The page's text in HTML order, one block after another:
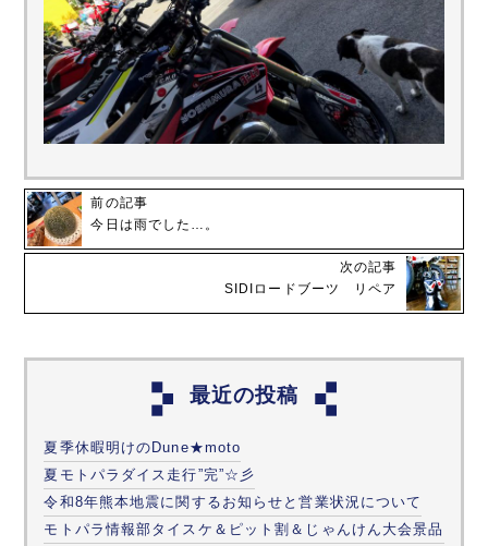
前の記事
今日は雨でした…。
次の記事
SIDIロードブーツ リペア
最近の投稿
夏季休暇明けのDune★moto
夏モトパラダイス走行”完”☆彡
令和8年熊本地震に関するお知らせと営業状況について
モトパラ情報部タイスケ＆ピット割＆じゃんけん大会景品